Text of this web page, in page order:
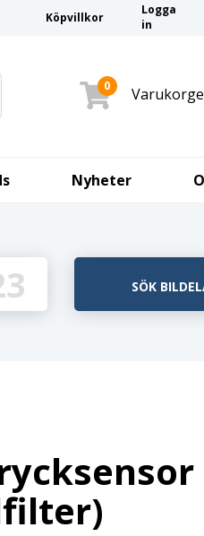
Köpvillkor
Logga
in
0
Nyheter